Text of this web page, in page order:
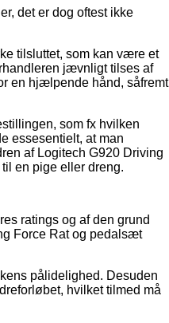
det er dog oftest ikke
tilsluttet, som kan være et
jævnligt tilses af
en hjælpende hånd, såfremt
som fx hvilken
essesentielt, at man
af Logitech G920 Driving
en pige eller dreng.
ratings og af den grund
Force Rat og pedalsæt
pålidelighed. Desuden
hvilket tilmed må